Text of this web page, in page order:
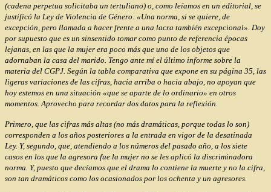
(cadena perpetua solicitaba un tertuliano) o, como leíamos en un editorial, se
justificó la Ley de Violencia de Género: «Una norma, si se quiere, de
excepción, pero llamada a hacer frente a una lacra también excepcional». Doy
por supuesto que es un sinsentido tomar como punto de referencia épocas
lejanas, en las que la mujer era poco más que uno de los objetos que
adornaban la casa del marido. Tengo ante mí el último informe sobre la
materia del CGPJ. Según la tabla comparativa que expone en su página 35, las
ligeras variaciones de las cifras, hacia arriba o hacia abajo, no apoyan que
hoy estemos en una situación «que se aparte de lo ordinario» en otros
momentos. Aprovecho para recordar dos datos para la reflexión.
Primero, que las cifras más altas (no más dramáticas, porque todas lo son)
corresponden a los años posteriores a la entrada en vigor de la desatinada
Ley. Y, segundo, que, atendiendo a los números del pasado año, a los siete
casos en los que la agresora fue la mujer no se les aplicó la discriminadora
norma. Y, puesto que decíamos que el drama lo contiene la muerte y no la cifra,
son tan dramáticos como los ocasionados por los ochenta y un agresores.